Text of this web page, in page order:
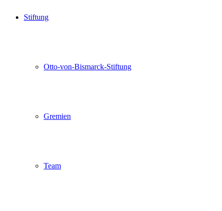
Stiftung
Otto-von-Bismarck-Stiftung
Gremien
Team